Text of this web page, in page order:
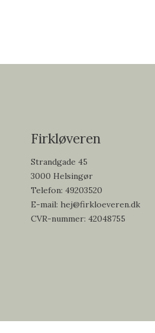
Firkløveren
Strandgade 45
3000 Helsingør
Telefon: 49203520
E-mail: hej@firkloeveren.dk
CVR-nummer: 42048755